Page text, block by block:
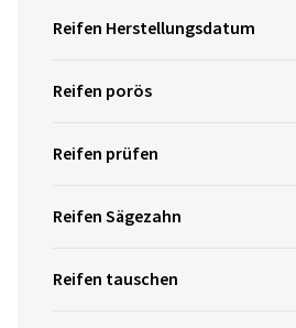
Reifen Herstellungsdatum
Reifen porös
Reifen prüfen
Reifen Sägezahn
Reifen tauschen